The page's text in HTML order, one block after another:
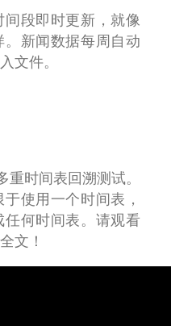
段即时更新，就像
新闻数据每周自动
文件。
时间表回溯测试。
使用一个时间表，
何时间表。请观看
全文！